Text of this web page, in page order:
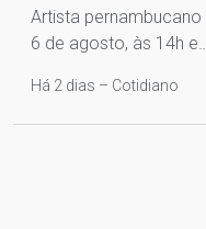
Artista
6 de agosto, às 14h
Há 2 dias – Cotidiano